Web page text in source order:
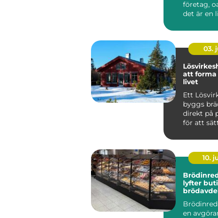
företag,
det är en
03.
Lösvirkeshus
att
livet
Ett
byggs
direkt på
för att
10.
lyfter
en